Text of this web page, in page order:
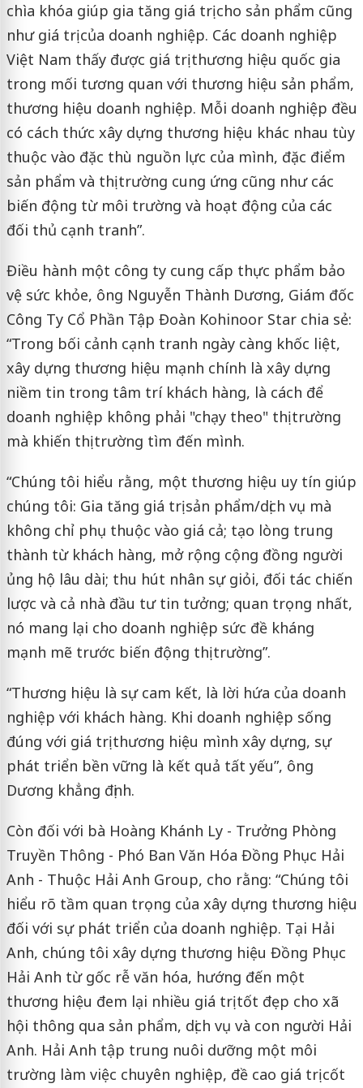
chìa khóa giúp gia tăng giá trị cho sản phẩm cũng
như giá trị của doanh nghiệp. Các doanh nghiệp
Việt Nam thấy được giá trị thương hiệu quốc gia
trong mối tương quan với thương hiệu sản phẩm,
thương hiệu doanh nghiệp. Mỗi doanh nghiệp đều
có cách thức xây dựng thương hiệu khác nhau tùy
thuộc vào đặc thù nguồn lực của mình, đặc điểm
sản phẩm và thị trường cung ứng cũng như các
biến động từ môi trường và hoạt động của các
đối thủ cạnh tranh”.
Điều hành một công ty cung cấp thực phẩm bảo
vệ sức khỏe, ông Nguyễn Thành Dương, Giám đốc
Công Ty Cổ Phần Tập Đoàn Kohinoor Star chia sẻ:
“Trong bối cảnh cạnh tranh ngày càng khốc liệt,
xây dựng thương hiệu mạnh chính là xây dựng
niềm tin trong tâm trí khách hàng, là cách để
doanh nghiệp không phải "chạy theo" thị trường
mà khiến thị trường tìm đến mình.
“Chúng tôi hiểu rằng, một thương hiệu uy tín giúp
chúng tôi: Gia tăng giá trị sản phẩm/dịch vụ mà
không chỉ phụ thuộc vào giá cả; tạo lòng trung
thành từ khách hàng, mở rộng cộng đồng người
ủng hộ lâu dài; thu hút nhân sự giỏi, đối tác chiến
lược và cả nhà đầu tư tin tưởng; quan trọng nhất,
nó mang lại cho doanh nghiệp sức đề kháng
mạnh mẽ trước biến động thị trường”.
“Thương hiệu là sự cam kết, là lời hứa của doanh
nghiệp với khách hàng. Khi doanh nghiệp sống
đúng với giá trị thương hiệu mình xây dựng, sự
phát triển bền vững là kết quả tất yếu”, ông
Dương khẳng định.
Còn đối với bà Hoàng Khánh Ly - Trưởng Phòng
Truyền Thông - Phó Ban Văn Hóa Đồng Phục Hải
Anh - Thuộc Hải Anh Group, cho rằng: “Chúng tôi
hiểu rõ tầm quan trọng của xây dựng thương hiệu
đối với sự phát triển của doanh nghiệp. Tại Hải
Anh, chúng tôi xây dựng thương hiệu Đồng Phục
Hải Anh từ gốc rễ văn hóa, hướng đến một
thương hiệu đem lại nhiều giá trị tốt đẹp cho xã
hội thông qua sản phẩm, dịch vụ và con người Hải
Anh. Hải Anh tập trung nuôi dưỡng một môi
trường làm việc chuyên nghiệp, đề cao giá trị cốt